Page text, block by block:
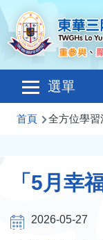
移至主內容
選單
Main
導
結
首頁 全方位學習
「5月幸
2026-05-27